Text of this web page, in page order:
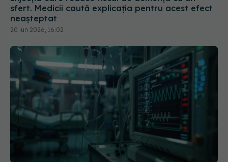
sfert. Medicii caută explicația pentru acest efect
neașteptat
20 iun 2026, 16:02